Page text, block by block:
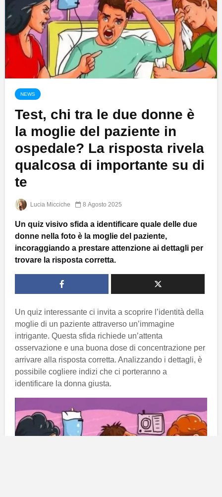
NEWS
Test, chi tra le due donne è
la moglie del paziente in
ospedale? La risposta rivela
qualcosa di importante su di
te
Lucia Micciche 8 Agosto 2025
Un quiz visivo sfida a identificare quale delle due
donne nella foto è la moglie del paziente,
incoraggiando a prestare attenzione ai dettagli per
trovare la risposta corretta.
Un quiz interessante ci invita a scoprire l’identità della
moglie di un paziente attraverso un’immagine
intrigante. Questa sfida richiede un’attenta
osservazione e una buona dose di concentrazione per
arrivare alla risposta corretta. Analizzando i dettagli, è
possibile cogliere indizi che ci porteranno a
identificare la donna giusta.